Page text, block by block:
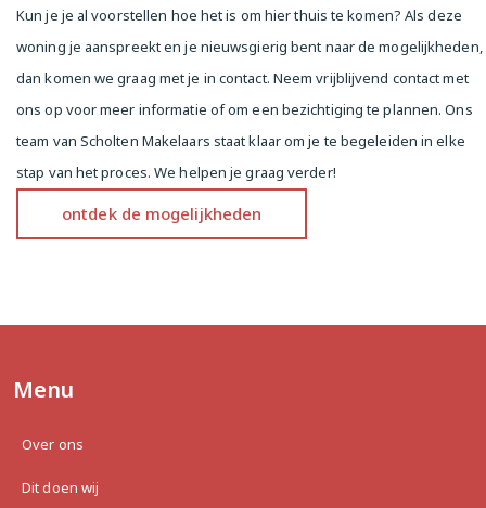
You enter into a spacious hallway with a utility
closet and access to all rooms. The bright and
spacious living room has large windows and direct
enjoying the afternoon and evening sun! The
kitchen is equipped with a standard kitchen unit.
There are three bedrooms, a spacious bathroom
with a shower, sink, and washing machine
connection, and a separate toilet with a small sink.
The apartment features a mechanical ventilation
-Elevator in the building
-Energy label A
-WTW system present, gas-fired.
Kun je je al voorstellen hoe het is om hier thuis te komen? Als deze
woning je aanspreekt en je nieuwsgierig bent naar de mogelijkheden,
dan komen we graag met je in contact. Neem vrijblijvend contact met
ons op voor meer informatie of om een bezichtiging te plannen. Ons
team van Scholten Makelaars staat klaar om je te begeleiden in elke
stap van het proces. We helpen je graag verder!
ontdek de mogelijkheden
Menu
Over ons
Dit doen wij